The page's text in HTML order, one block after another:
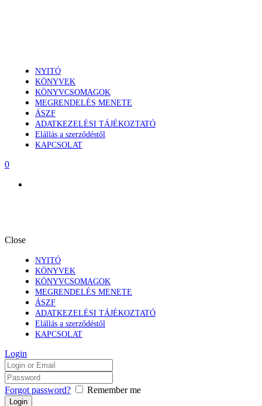
NYITÓ
KÖNYVEK
KÖNYVCSOMAGOK
MEGRENDELÉS MENETE
ÁSZF
ADATKEZELÉSI TÁJÉKOZTATÓ
Elállás a szerződéstől
KAPCSOLAT
0
Close
NYITÓ
KÖNYVEK
KÖNYVCSOMAGOK
MEGRENDELÉS MENETE
ÁSZF
ADATKEZELÉSI TÁJÉKOZTATÓ
Elállás a szerződéstől
KAPCSOLAT
Login
Forgot password? Remember me